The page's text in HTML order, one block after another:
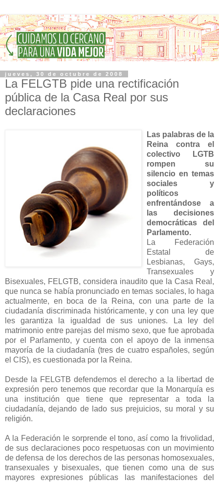
jueves, 30 de octubre de 2008
La FELGTB pide una rectificación
pública de la Casa Real por sus
declaraciones
Las palabras de la
Reina contra el
colectivo LGTB
rompen su
silencio en temas
sociales y
políticos
enfrentándose a
las decisiones
democráticas del
Parlamento.
La Federación
Estatal de
Lesbianas, Gays,
Transexuales y
Bisexuales, FELGTB, considera inaudito que la Casa Real,
que nunca se había pronunciado en temas sociales, lo haga
actualmente, en boca de la Reina, con una parte de la
ciudadanía discriminada históricamente, y con una ley que
les garantiza la igualdad de sus uniones. La ley del
matrimonio entre parejas del mismo sexo, que fue aprobada
por el Parlamento, y cuenta con el apoyo de la inmensa
mayoría de la ciudadanía (tres de cuatro españoles, según
el CIS), es cuestionada por la Reina.
Desde la FELGTB defendemos el derecho a la libertad de
expresión pero tenemos que recordar que la Monarquía es
una institución que tiene que representar a toda la
ciudadanía, dejando de lado sus prejuicios, su moral y su
religión.
A la Federación le sorprende el tono, así como la frivolidad,
de sus declaraciones poco respetuosas con un movimiento
de defensa de los derechos de las personas homosexuales,
transexuales y bisexuales, que tienen como una de sus
mayores expresiones públicas las manifestaciones del